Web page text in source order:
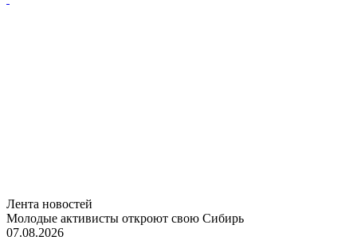
Лента новостей
Молодые активисты откроют свою Сибирь
07.08.2026